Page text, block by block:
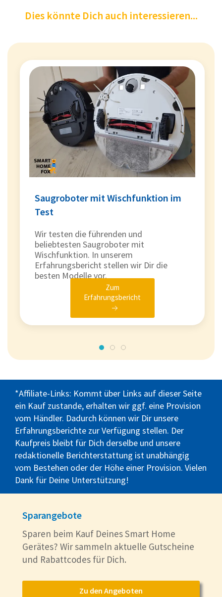
Dies könnte Dich auch interessieren...
Saugroboter mit Wischfunktion im
Test
Wir testen die führenden und
beliebtesten Saugroboter mit
Wischfunktion. In unserem
Erfahrungsbericht stellen wir Dir die
besten Modelle vor.
Zum
Erfahrungsbericht
*Affiliate-Links: Kommt über Links auf dieser Seite
ein Kauf zustande, erhalten wir ggf. eine Provision
vom Händler. Dadurch können wir Dir unsere
Erfahrungsberichte zur Verfügung stellen. Der
Kaufpreis bleibt für Dich derselbe und unsere
redaktionelle Berichterstattung ist unabhängig
vom Bestehen oder der Höhe einer Provision. Vielen
Dank für Deine Unterstützung!
Sparangebote
Sparen beim Kauf Deines Smart Home
Gerätes? Wir sammeln aktuelle Gutscheine
und Rabattcodes für Dich.
Zu den Angeboten